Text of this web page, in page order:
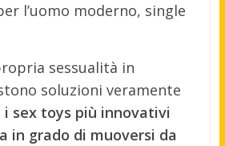
l’uomo moderno, single
sessualità in
soluzioni veramente
i sex toys più innovativi
in grado di muoversi da